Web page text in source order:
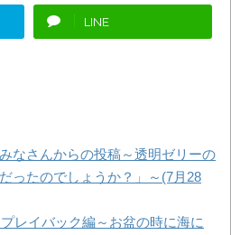
LINE
なさんからの投稿～透明ゼリーの
ったのでしょうか？」～(7月28
プレイバック編～お盆の時に海に